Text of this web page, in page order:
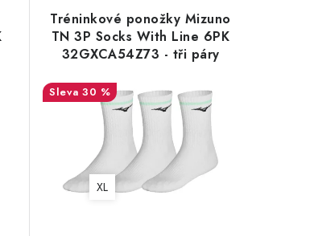
Tréninkové ponožky Mizuno
TN 3P Socks With Line 6PK
32GXCA54Z73 - tři páry
30 %
XL